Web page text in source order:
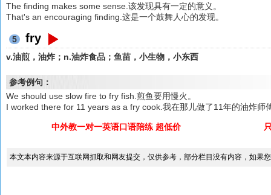
The finding makes some sense.该发现具有一定的意义。
That's an encouraging finding.这是一个鼓舞人心的发现。
5 fry
v.油煎，油炸；n.油炸食品；鱼苗，小生物，小东西
参考例句：
We should use slow fire to fry fish.煎鱼要用慢火。
I worked there for 11 years as a fry cook.我在那儿做了11年的油炸师
中外教一对一英语口语陪练 超低价
本文本内容来源于互联网抓取和网友提交，仅供参考，部分栏目没有内容，如果